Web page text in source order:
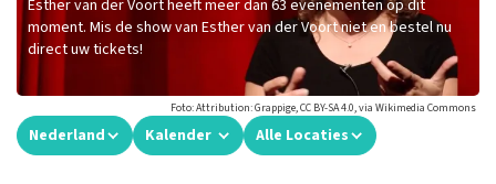
Esther van der Voort heeft meer dan 63 evenementen op dit
moment. Mis de show van Esther van der Voort niet en bestel nu
direct uw tickets!
Foto: Attribution: Grappige, CC BY-SA 4.0, via Wikimedia Commons
Nederland Kalender Alle Locaties